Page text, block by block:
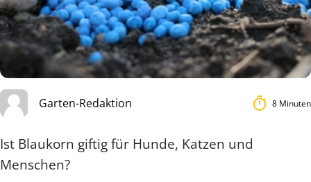
Garten-Redaktion 8 Minuten
Ist Blaukorn giftig für Hunde, Katzen und
Menschen?